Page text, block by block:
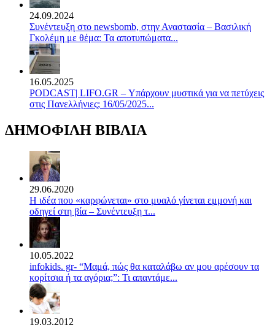
24.09.2024
Συνέντευξη στο newsbomb, στην Αναστασία – Βασιλική
Γκολέμη με θέμα: Τα αποτυπώματα...
16.05.2025
PODCAST| LIFO.GR – Υπάρχουν μυστικά για να πετύχεις
στις Πανελλήνιες; 16/05/2025...
ΔΗΜΟΦΙΛΗ ΒΙΒΛΙΑ
29.06.2020
Η ιδέα που «καρφώνεται» στο μυαλό γίνεται εμμονή και
οδηγεί στη βία – Συνέντευξη τ...
10.05.2022
infokids. gr- “Μαμά, πώς θα καταλάβω αν μου αρέσουν τα
κορίτσια ή τα αγόρια;”: Τι απαντάμε...
19.03.2012